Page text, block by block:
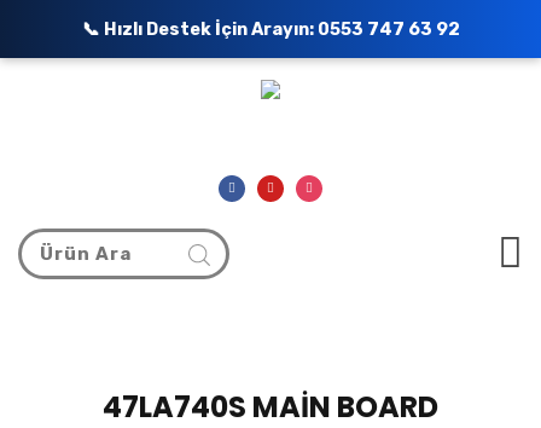
47LA740S MAİN BOARD
📞 Hızlı Destek İçin Arayın: 0553 747 63 92